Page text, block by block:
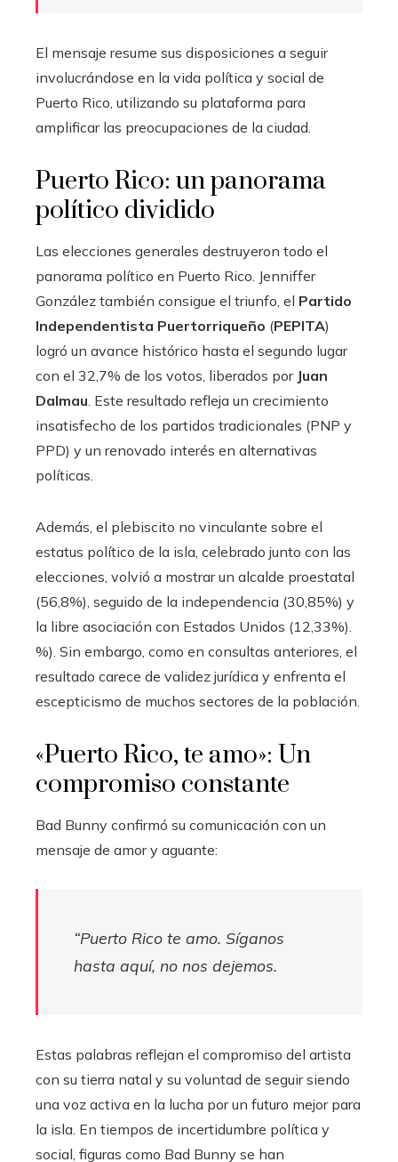
El mensaje resume sus disposiciones a seguir
involucrándose en la vida política y social de
Puerto Rico, utilizando su plataforma para
amplificar las preocupaciones de la ciudad.
Puerto Rico: un panorama
político dividido
Las elecciones generales destruyeron todo el
panorama político en Puerto Rico. Jenniffer
González también consigue el triunfo, el Partido
Independentista Puertorriqueño (PEPITA)
logró un avance histórico hasta el segundo lugar
con el 32,7% de los votos, liberados por Juan
Dalmau . Este resultado refleja un crecimiento
insatisfecho de los partidos tradicionales (PNP y
PPD) y un renovado interés en alternativas
políticas.
Además, el plebiscito no vinculante sobre el
estatus político de la isla, celebrado junto con las
elecciones, volvió a mostrar un alcalde proestatal
(56,8%), seguido de la independencia (30,85%) y
la libre asociación con Estados Unidos (12,33%).
%). Sin embargo, como en consultas anteriores, el
resultado carece de validez jurídica y enfrenta el
escepticismo de muchos sectores de la población.
«Puerto Rico, te amo»: Un
compromiso constante
Bad Bunny confirmó su comunicación con un
mensaje de amor y aguante:
“Puerto Rico te amo. Síganos
hasta aquí, no nos dejemos.
Estas palabras reflejan el compromiso del artista
con su tierra natal y su voluntad de seguir siendo
una voz activa en la lucha por un futuro mejor para
la isla. En tiempos de incertidumbre política y
social, figuras como Bad Bunny se han